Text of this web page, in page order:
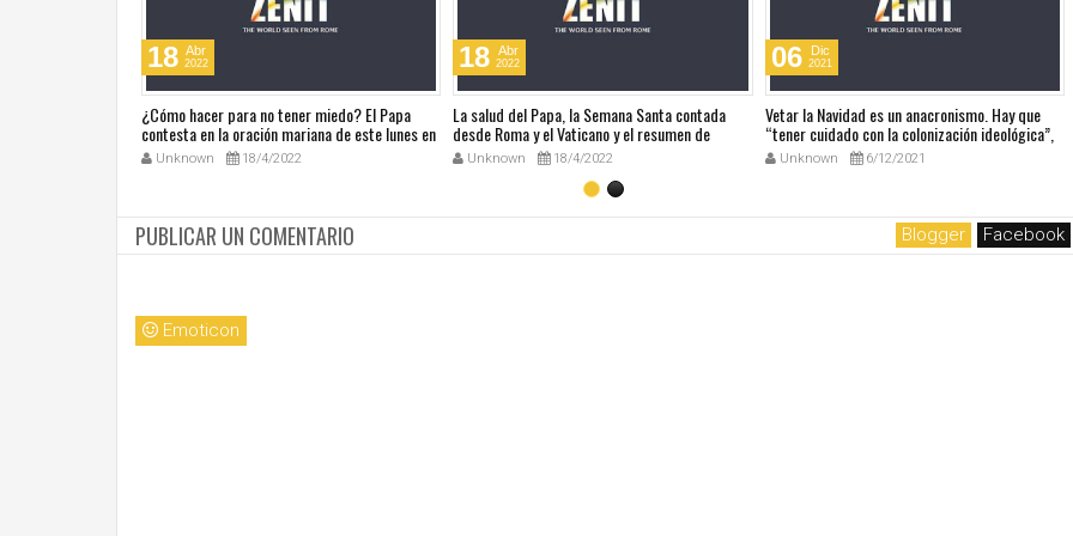
18 Abr
2022
¿Cómo hacer para no tener miedo? El Papa
contesta en la oración mariana de este lunes en
la Plaza de San Pedro
Unknown 18/4/2022
18 Abr
2022
La salud del Papa, la Semana Santa contada
desde Roma y el Vaticano y el resumen de
noticias en audio
Unknown 18/4/2022
06 Dic
2021
Vetar la Navidad es un anacronismo. Hay que
“tener cuidado con la colonización ideológica”,
dice el Papa sobre el Manual europeo que
prohibía la Navidad
Unknown 6/12/2021
PUBLICAR UN COMENTARIO Blogger Facebook
Emoticon